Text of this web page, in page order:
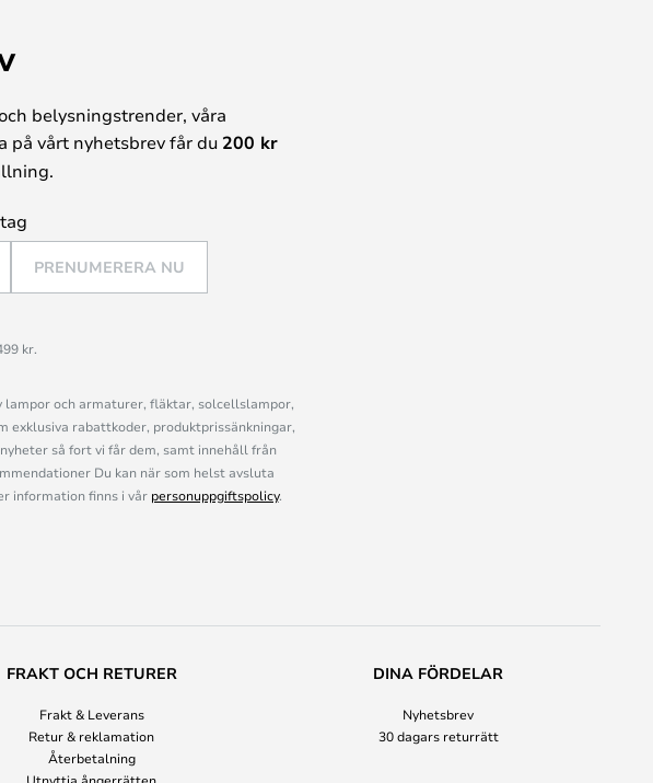
belysningstrender, våra
på vårt nyhetsbrev får du 200 kr
PRENUMERERA NU
kr.
lampor och armaturer, fläktar, solcellslampor,
exklusiva rabattkoder, produktprissänkningar,
så fort vi får dem, samt innehåll från
Du kan när som helst avsluta
information finns i vår personuppgiftspolicy.
FRAKT OCH RETURER
Frakt & Leverans
Retur & reklamation
Återbetalning
Utnyttja ångerrätten
DINA FÖRDELAR
Nyhetsbrev
30 dagars returrätt